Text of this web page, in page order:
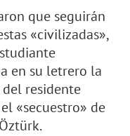
que seguirán
«civilizadas»,
en su letrero la
residente
«secuestro» de